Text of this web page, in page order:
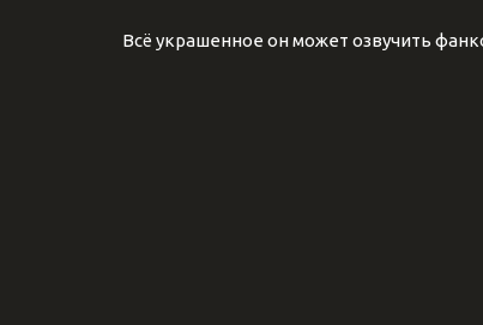
Всё украшенное он может озвучить